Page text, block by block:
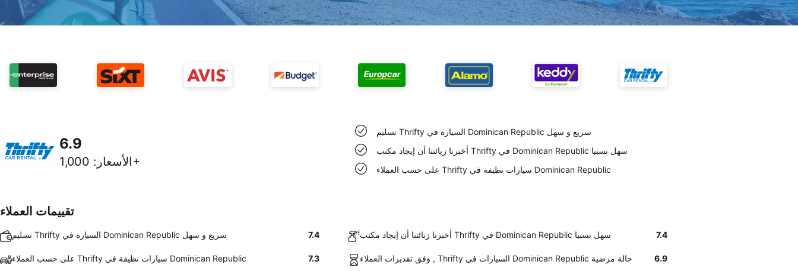
6.9
الأسعار : 1,000+
تسليم Thrifty السيارة في Dominican Republic سريع و سهل
أخبرنا زبائننا أن إيجاد مكتب Thrifty في Dominican Republic سهل نسبيا
على حسب العملاء Thrifty سيارات نظيفة في Dominican Republic
تقييمات العملاء
تسليم Thrifty السيارة في Dominican Republic سريع و سهل 7.4 أخبرنا زبائننا أن إيجاد مكتب Thrifty في Dominican Republic سهل نسبيا 7.4
على حسب العملاء Thrifty سيارات نظيفة في Dominican Republic 7.3 وفق تقديرات العملاء , Thrifty السيارات في Dominican Republic حالة مرضية 6.9